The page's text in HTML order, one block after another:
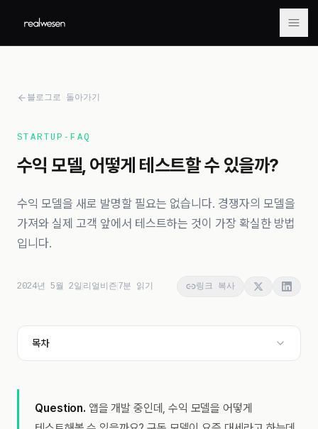
메뉴
블로그로 돌아가기
STARTUP-FAQ
수익 모델, 어떻게 테스트할 수 있을까?
수익 모델을 새로 발명할 필요는 없습니다. 경쟁자의 모델을
가져와 실제 고객 앞에서 테스트하는 것이 가장 확실한 방법
입니다.
2024년 5월 2일 리얼비즌 7분 읽기 링크 복사
목차
Question. 앱을 개발 중인데, 수익 모델을 어떻게